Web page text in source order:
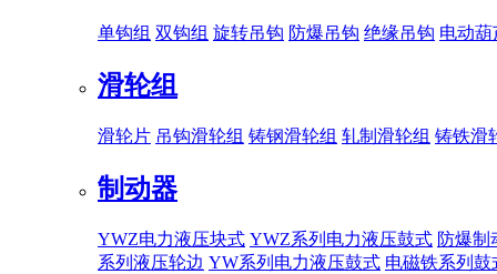
单钩组 双钩组 旋转吊钩 防爆吊钩 绝缘吊钩 电动
滑轮组
滑轮片 吊钩滑轮组 铸钢滑轮组 轧制滑轮组 铸铁滑
制动器
YWZ电力液压块式 YWZ系列电力液压鼓式 防爆制
系列液压轮边 YW系列电力液压鼓式 电磁铁系列鼓